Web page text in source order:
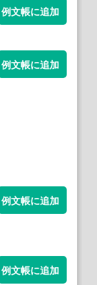
例文帳に追加
例文帳に追加
例文帳に追加
例文帳に追加